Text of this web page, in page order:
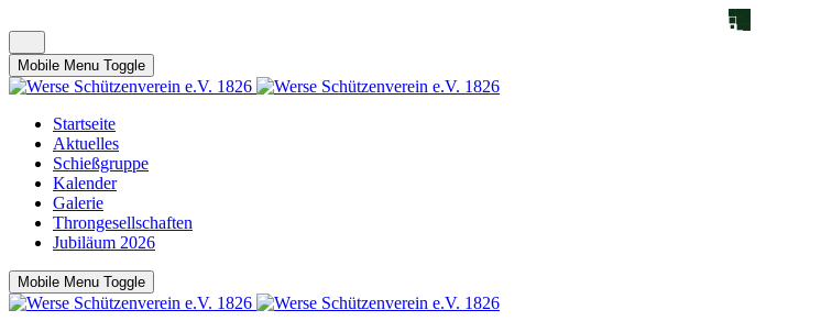
Mobile Menu Toggle
Startseite
Aktuelles
Schießgruppe
Kalender
Galerie
Throngesellschaften
Jubiläum 2026
Mobile Menu Toggle